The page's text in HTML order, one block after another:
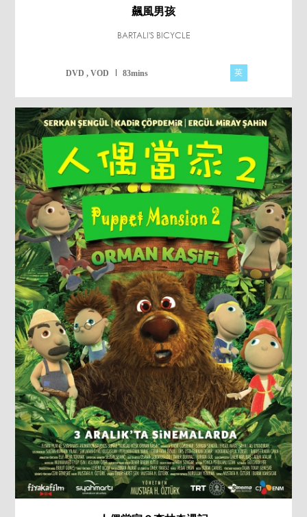
飆風男孩
BARTALI'S BICYCLE
DVD , VOD 83mins 英